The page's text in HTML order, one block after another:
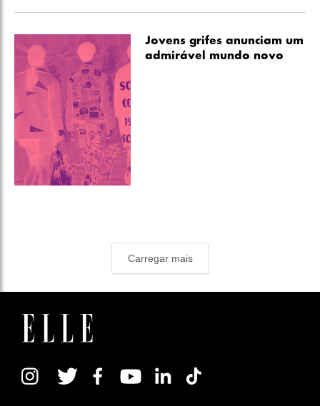
Jovens grifes anunciam um
admirável mundo novo
Carregar mais